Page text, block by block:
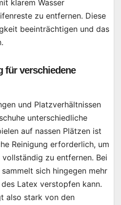
klarem Wasser
zu entfernen. Diese
beeinträchtigen und das
für verschiedene
und Platzverhältnissen
unterschiedliche
auf nassen Plätzen ist
Reinigung erforderlich, um
zu entfernen. Bei
sich hingegen mehr
Latex verstopfen kann.
also stark von den